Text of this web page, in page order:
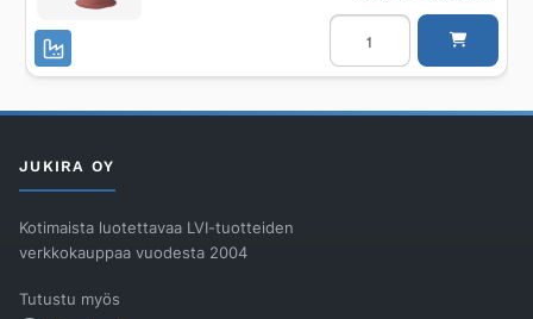
Sadevesikaivo
UPONOR
560/150
määrä
JUKIRA OY
Kotimaista luotettavaa LVI-tuotteiden
verkkokauppaa vuodesta 2004
Tutustu myös